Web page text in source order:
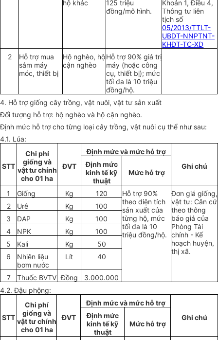
hộ khác
125 triệu
đồng/mô hình.
Khoản 1, Điều 4,
Thông tư liên
tịch số
05/2013/TTLT-
UBDT-NNPTNT-
KHĐT-TC-XD
2
Hỗ trợ mua
sắm máy
móc, thiết bị
Hộ nghèo, hộ
cận nghèo
Hỗ trợ 90% giá trị
máy (hoặc công
cụ, thiết bị); mức
tối đa là 10 triệu
đồng/hộ.
4. Hỗ trợ giống cây trồng, vật nuôi, vật tư sản xuất
Đối tượng hỗ trợ: hộ nghèo và hộ cận nghèo.
Định mức hỗ trợ cho từng loại cây trồng, vật nuôi cụ thể như sau:
4.1. Lúa:
STT
Chi phí
giống và
vật tư chính
cho 01 ha
ĐVT
Định mức và mức hỗ trợ
Ghi chú
Định mức
kinh tế kỹ
thuật
Mức hỗ trợ
1 Giống Kg 120
Hỗ trợ 90%
theo diện tích
sản xuất của
từng hộ, mức
tối đa là 10
triệu đồng/hộ.
Đơn giá giống,
vật tư: Căn cứ
theo thông
báo giá của
Phòng Tài
chính - Kế
hoạch huyện,
thị xã.
2 Urê Kg
100
3
DAP Kg
100
4
NPK Kg
100
5
Kali Kg
50
6
Nhiên liệu
bơm nước
Lít 40
7 Thuốc BVTV Đồng
3.000.000
4.2. Đậu phộng:
STT
Chi phí
giống và
vật tư chính
cho 01 ha
ĐVT
Định mức và mức hỗ trợ
Ghi chú
Định mức
kinh tế kỹ
thuật
Mức hỗ trợ